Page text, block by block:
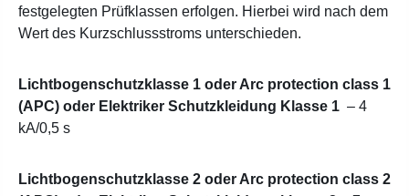
festgelegten Prüfklassen erfolgen. Hierbei wird nach dem
Wert des Kurzschlussstroms unterschieden.
Lichtbogenschutzklasse 1 oder Arc protection class 1
(APC) oder Elektriker Schutzkleidung Klasse 1 – 4
kA/0,5 s
Lichtbogenschutzklasse 2 oder Arc protection class 2